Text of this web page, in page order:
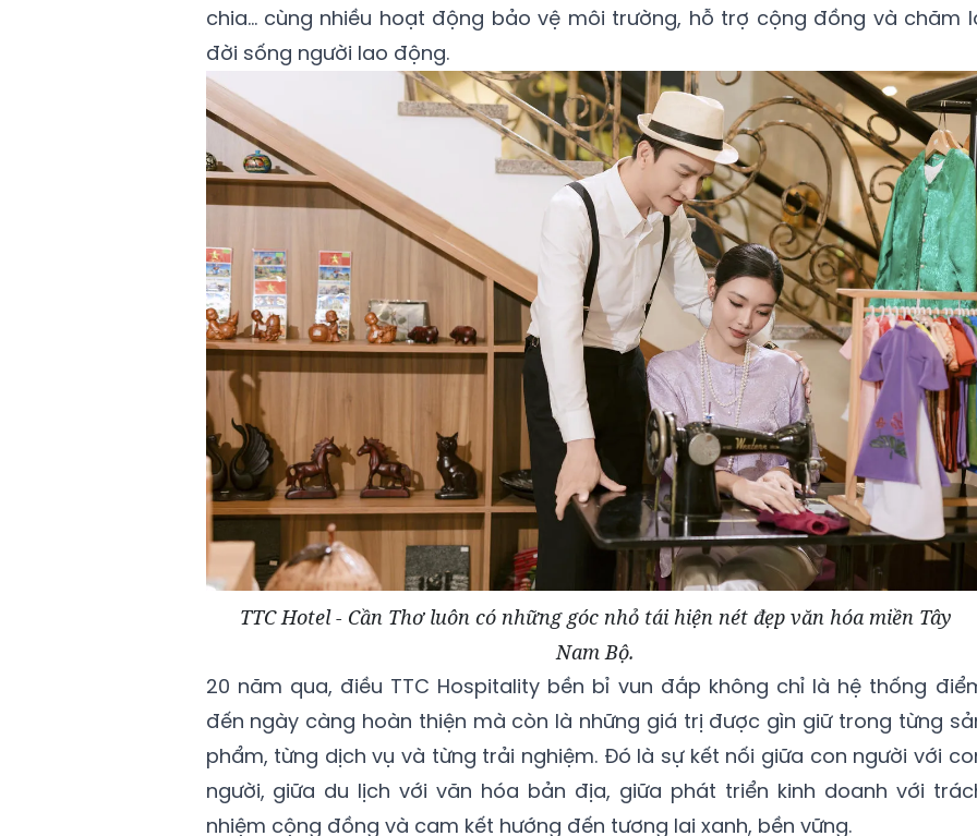
chia… cùng nhiều hoạt động bảo vệ môi trường, hỗ trợ cộng đồng và chăm
đời sống người lao động.
TTC Hotel - Cần Thơ luôn có những góc nhỏ tái hiện nét đẹp văn hóa miền Tây
Nam Bộ.
20 năm qua, điều TTC Hospitality bền bỉ vun đắp không chỉ là hệ thống
đến ngày càng hoàn thiện mà còn là những giá trị được gìn giữ trong từng
phẩm, từng dịch vụ và từng trải nghiệm. Đó là sự kết nối giữa con người với
người, giữa du lịch với văn hóa bản địa, giữa phát triển kinh doanh với
nhiệm cộng đồng và cam kết hướng đến tương lai xanh, bền vững.